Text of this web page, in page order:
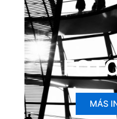
MÁS